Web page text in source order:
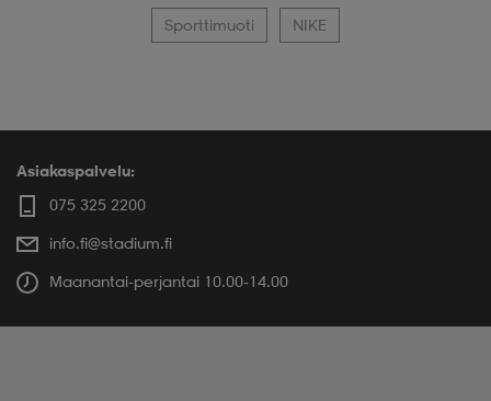
Sporttimuoti NIKE
Asiakaspalvelu:
075 325 2200
info.fi@stadium.fi
Maanantai-perjantai 10.00-14.00